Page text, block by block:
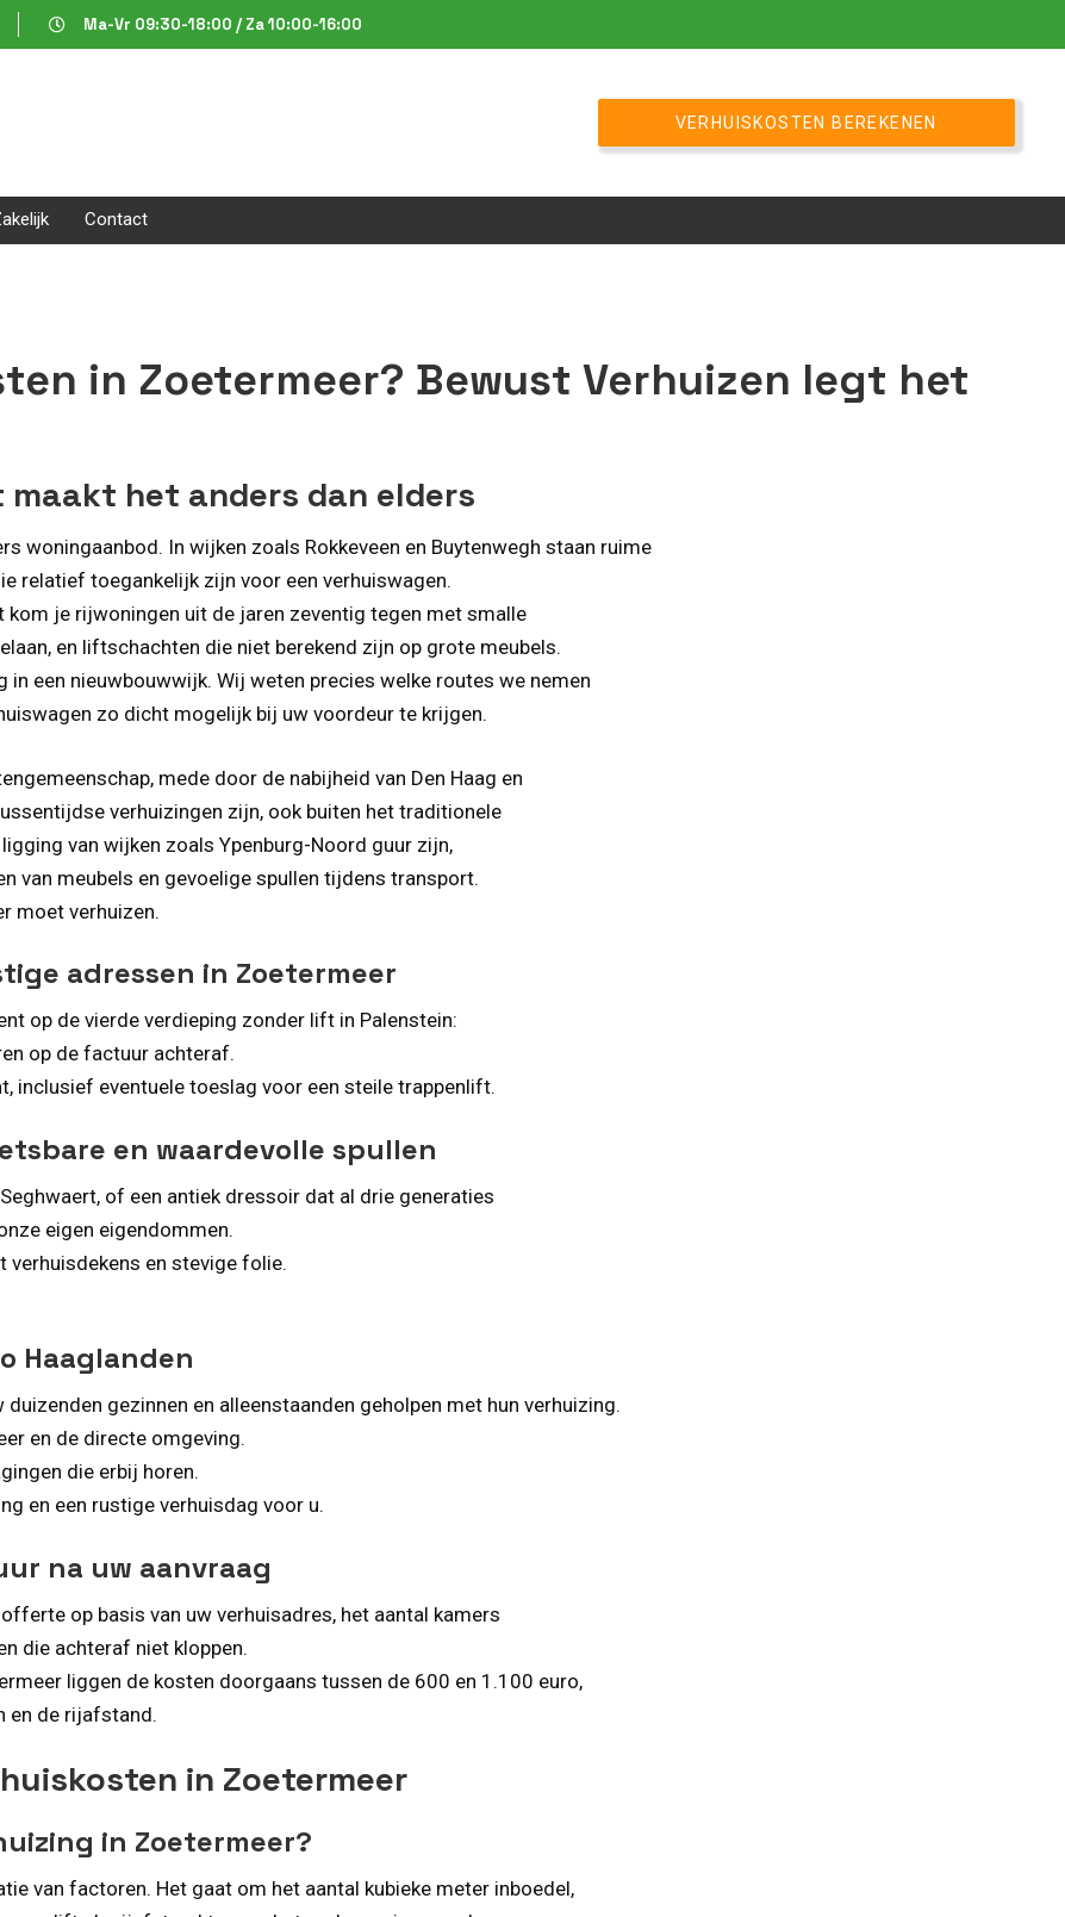
Ma-Vr 09:30-18:00 / Za 10:00-16:00
VERHUISKOSTEN BEREKENEN
Contact
in Zoetermeer? Bewust Verhuizen legt het
maakt het anders dan elders
woningaanbod. In wijken zoals Rokkeveen en Buytenwegh staan ruime
relatief toegankelijk zijn voor een verhuiswagen.
je rijwoningen uit de jaren zeventig tegen met smalle
en liftschachten die niet berekend zijn op grote meubels.
in een nieuwbouwwijk. Wij weten precies welke routes we nemen
zo dicht mogelijk bij uw voordeur te krijgen.
mede door de nabijheid van Den Haag en
verhuizingen zijn, ook buiten het traditionele
van wijken zoals Ypenburg-Noord guur zijn,
van meubels en gevoelige spullen tijdens transport.
moet verhuizen.
adressen in Zoetermeer
op de vierde verdieping zonder lift in Palenstein:
op de factuur achteraf.
inclusief eventuele toeslag voor een steile trappenlift.
en waardevolle spullen
of een antiek dressoir dat al drie generaties
eigen eigendommen.
en stevige folie.
Haaglanden
gezinnen en alleenstaanden geholpen met hun verhuizing.
en de directe omgeving.
die erbij horen.
en een rustige verhuisdag voor u.
na uw aanvraag
op basis van uw verhuisadres, het aantal kamers
die achteraf niet kloppen.
liggen de kosten doorgaans tussen de 600 en 1.100 euro,
en de rijafstand.
in Zoetermeer
in Zoetermeer?
van factoren. Het gaat om het aantal kubieke meter inboedel,